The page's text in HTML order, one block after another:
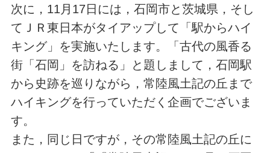
次に，11月17日には，石岡市と茨城県，そし
てＪＲ東日本がタイアップして「駅からハイ
キング」を実施いたします。「古代の風香る
街「石岡」を訪ねる」と題しまして，石岡駅
から史跡を巡りながら，常陸風土記の丘まで
ハイキングを行っていただく企画でございま
す。
また，同じ日ですが，その常陸風土記の丘に